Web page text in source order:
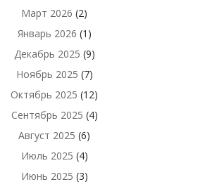
Март 2026 (2)
Январь 2026 (1)
Декабрь 2025 (9)
Ноябрь 2025 (7)
Октябрь 2025 (12)
Сентябрь 2025 (4)
Август 2025 (6)
Июль 2025 (4)
Июнь 2025 (3)